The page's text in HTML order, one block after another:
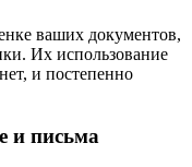
ваших документов,
Их использование
и постепенно
и письма